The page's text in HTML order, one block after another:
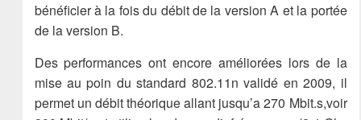
bénéficier à la fois du débit de la version A et la portée
de la version B.
Des performances ont encore améliorées lors de la
mise au poin du standard 802.11n validé en 2009, il
permet un débit théorique allant jusqu’a 270 Mbit.s,voir